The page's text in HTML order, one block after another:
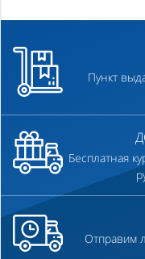
Пункт
Бесплатная
Отправим